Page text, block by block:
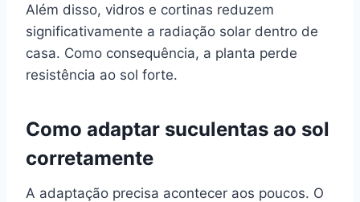
Além disso, vidros e cortinas reduzem
significativamente a radiação solar dentro de
casa. Como consequência, a planta perde
resistência ao sol forte.
Como adaptar suculentas ao sol
corretamente
A adaptação precisa acontecer aos poucos. O